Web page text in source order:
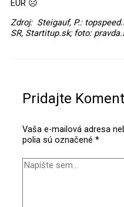
EUR ☹
Zdroj: Steigauf, P.:
SR, Startitup.sk; foto:
Pridajte
Vaša e-mailová adresa
polia sú označené *